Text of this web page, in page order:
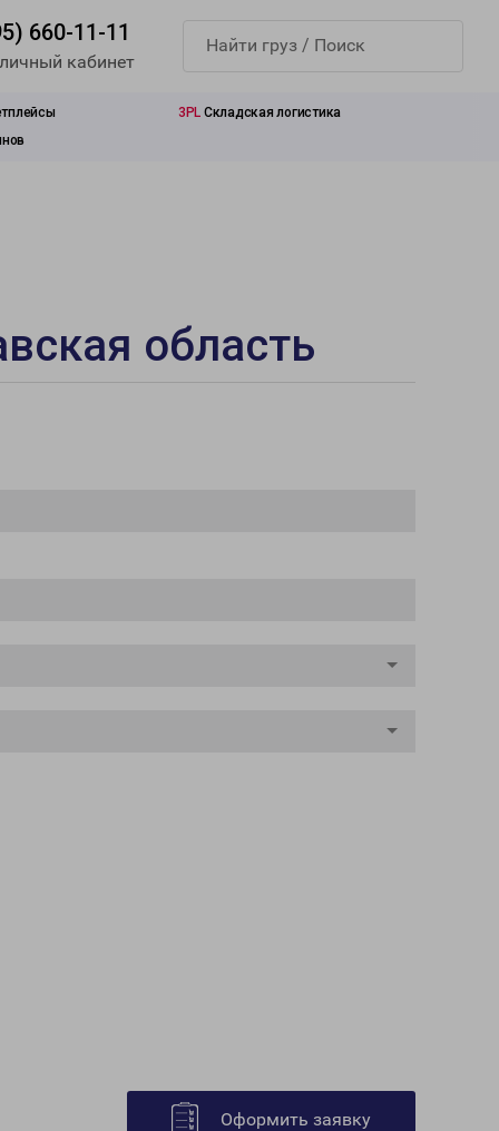
660-11-11
кабинет
3PL Складская логистика
область
Оформить заявку